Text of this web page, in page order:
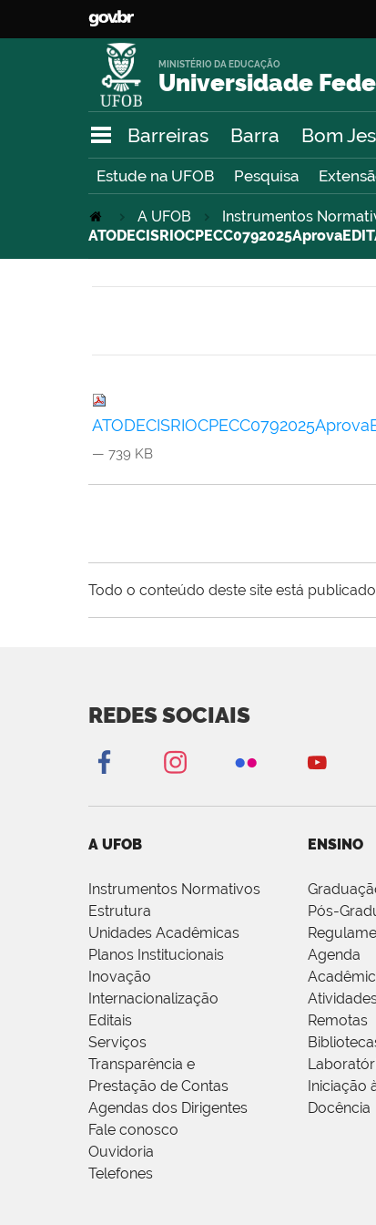
Universidade
MINISTÉRIO DA EDUCAÇÃO
Barreiras Barra Bom
Estude na UFOB Pesquisa
A UFOB Instrumentos
— 739 KB
Todo o conteúdo deste site está
REDES SOCIAIS
A UFOB
Instrumentos Normativos
Estrutura
Unidades Acadêmicas
Planos Institucionais
Inovação
Internacionalização
Editais
Serviços
Transparência e
Prestação de Contas
Agendas dos Dirigentes
Fale conosco
Ouvidoria
Telefones
ENSINO
Pós-
Agenda
Remotas
Iniciação
Docência